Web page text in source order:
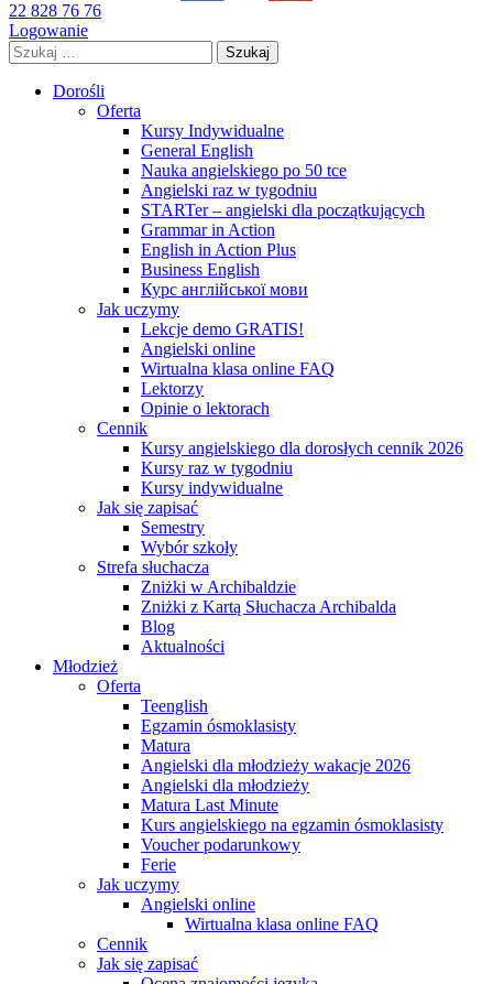
22 828 76 76
Logowanie
Szukaj:
Dorośli
Oferta
Kursy Indywidualne
General English
Nauka angielskiego po 50 tce
Angielski raz w tygodniu
STARTer – angielski dla początkujących
Grammar in Action
English in Action Plus
Business English
Курс англійської мови
Jak uczymy
Lekcje demo GRATIS!
Angielski online
Wirtualna klasa online FAQ
Lektorzy
Opinie o lektorach
Cennik
Kursy angielskiego dla dorosłych cennik 2026
Kursy raz w tygodniu
Kursy indywidualne
Jak się zapisać
Semestry
Wybór szkoły
Strefa słuchacza
Zniżki w Archibaldzie
Zniżki z Kartą Słuchacza Archibalda
Blog
Aktualności
Młodzież
Oferta
Teenglish
Egzamin ósmoklasisty
Matura
Angielski dla młodzieży wakacje 2026
Angielski dla młodzieży
Matura Last Minute
Kurs angielskiego na egzamin ósmoklasisty
Voucher podarunkowy
Ferie
Jak uczymy
Angielski online
Wirtualna klasa online FAQ
Cennik
Jak się zapisać